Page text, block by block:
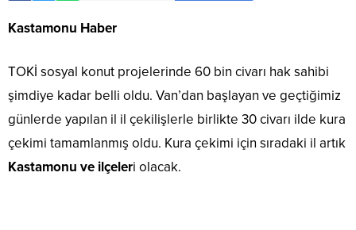
Kastamonu Haber
TOKİ sosyal konut projelerinde 60 bin civarı hak sahibi
şimdiye kadar belli oldu. Van’dan başlayan ve geçtiğimiz
günlerde yapılan il il çekilişlerle birlikte 30 civarı ilde kura
çekimi tamamlanmış oldu. Kura çekimi için sıradaki il artık
Kastamonu ve ilçeleri olacak.